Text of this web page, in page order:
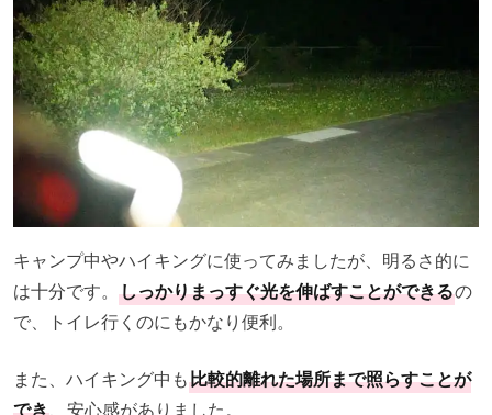
キャンプ中やハイキングに使ってみましたが、明るさ的に
は十分です。 しっかりまっすぐ光を伸ばすことができるの
で、トイレ行くのにもかなり便利。
また、ハイキング中も比較的離れた場所まで照らすことが
でき、安心感がありました。